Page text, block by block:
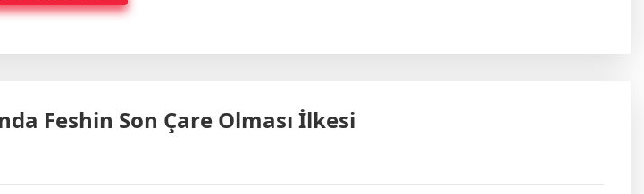
Feshin Son Çare Olması İlkesi